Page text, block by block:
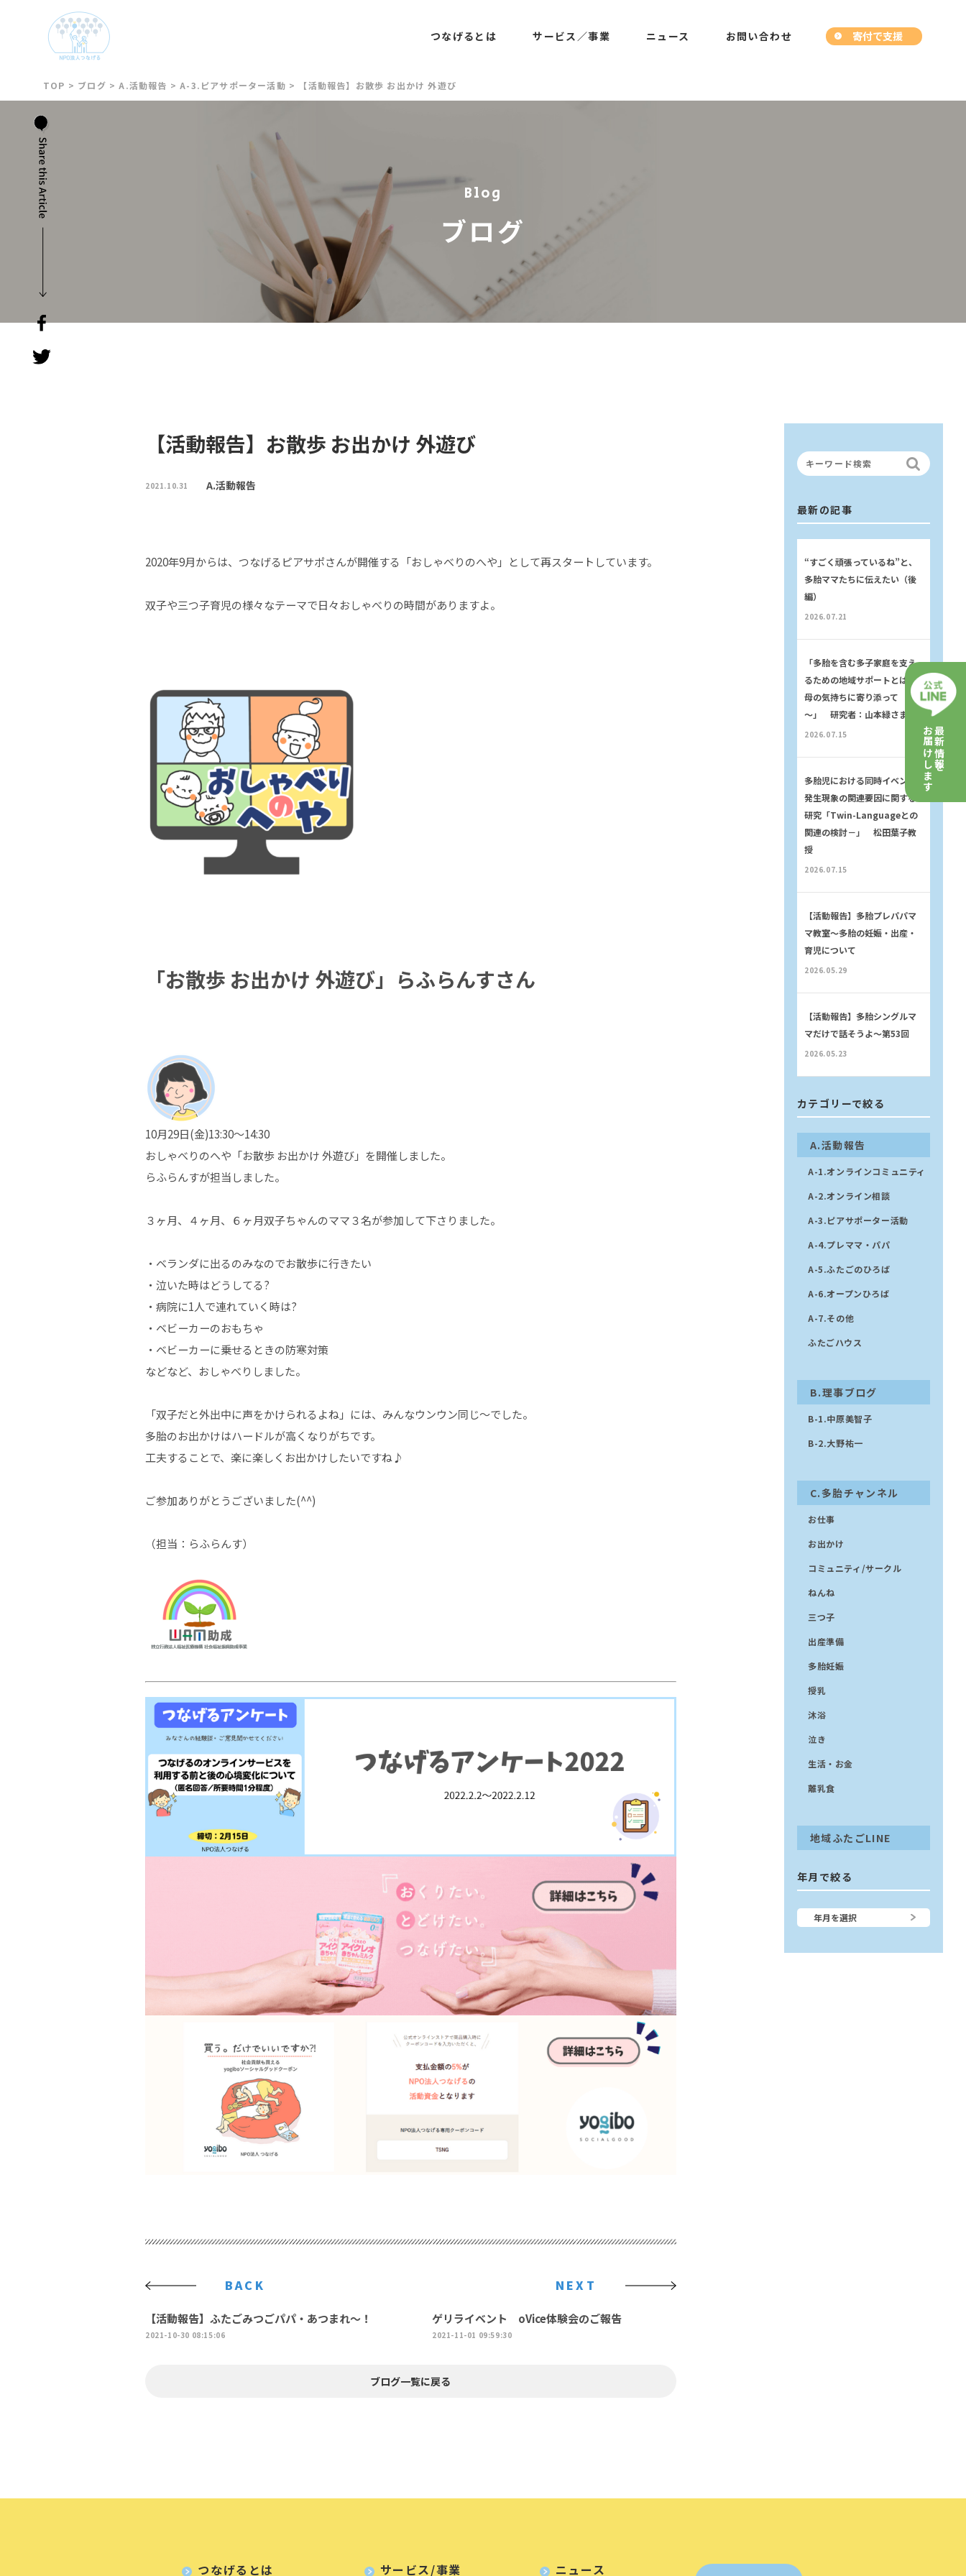
つなげるとは サービス／事業 ニュース お問い合わせ 寄付で支援
TOP > ブログ >A.活動報告 >A-3.ピアサポーター活動 > 【活動報告】お散歩 お出かけ 外遊び
Blog
ブログ
【活動報告】お散歩 お出かけ 外遊び
2021.10.31 A.活動報告
2020年9月からは、つなげるピアサポさんが開催する「おしゃべりのへや」として再スタートしています。
双子や三つ子育児の様々なテーマで日々おしゃべりの時間がありますよ。
「お散歩 お出かけ 外遊び」らふらんすさん
10月29日(金)13:30～14:30
おしゃべりのへや「お散歩 お出かけ 外遊び」を開催しました。
らふらんすが担当しました。
３ヶ月、４ヶ月、６ヶ月双子ちゃんのママ３名が参加して下さりました。
・ベランダに出るのみなのでお散歩に行きたい
・泣いた時はどうしてる?
・病院に1人で連れていく時は?
・ベビーカーのおもちゃ
・ベビーカーに乗せるときの防寒対策
などなど、おしゃべりしました。
「双子だと外出中に声をかけられるよね」には、みんなウンウン同じ～でした。
多胎のお出かけはハードルが高くなりがちです。
工夫することで、楽に楽しくお出かけしたいですね♪
ご参加ありがとうございました(^^)
（担当：らふらんす）
BACK
【活動報告】ふたごみつごパパ・あつまれ〜！
2021-10-30 08:15:06
NEXT
ゲリライベント oVice体験会のご報告
2021-11-01 09:59:30
ブログ一覧に戻る
最新の記事
“すごく頑張っているね”と、
多胎ママたちに伝えたい（後
編）
2026.07.21
「多胎を含む多子家庭を支え
るための地域サポートとは～
母の気持ちに寄り添って
～」 研究者：山本緑さま
2026.07.15
多胎児における同時イベント
発生現象の関連要因に関する
研究「Twin-Languageとの
関連の検討－」 松田葉子教
授
2026.07.15
【活動報告】多胎プレパパマ
マ教室〜多胎の妊娠・出産・
育児について
2026.05.29
【活動報告】多胎シングルマ
マだけで話そうよ〜第53回
2026.05.23
カテゴリーで絞る
A.活動報告
A-1.オンラインコミュニティ
A-2.オンライン相談
A-3.ピアサポーター活動
A-4.プレママ・パパ
A-5.ふたごのひろば
A-6.オープンひろば
A-7.その他
ふたごハウス
B.理事ブログ
B-1.中原美智子
B-2.大野祐一
C.多胎チャンネル
お仕事
お出かけ
コミュニティ/サークル
ねんね
三つ子
出産準備
多胎妊娠
授乳
沐浴
泣き
生活・お金
離乳食
地域ふたごLINE
年月で絞る
つなげるとは サービス/事業 ニュース
最新情報を
お届けします